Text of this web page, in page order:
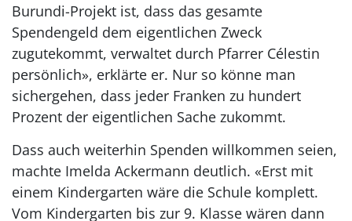
Burundi-Projekt ist, dass das gesamte
Spendengeld dem eigentlichen Zweck
zugutekommt, verwaltet durch Pfarrer Célestin
persönlich», erklärte er. Nur so könne man
sichergehen, dass jeder Franken zu hundert
Prozent der eigentlichen Sache zukommt.
Dass auch weiterhin Spenden willkommen seien,
machte Imelda Ackermann deutlich. «Erst mit
einem Kindergarten wäre die Schule komplett.
Vom Kindergarten bis zur 9. Klasse wären dann